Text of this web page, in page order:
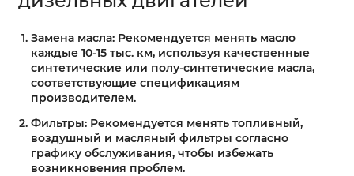
Замена масла: Рекомендуется менять масло
каждые 10-15 тыс. км, используя качественные
синтетические или полу-синтетические масла,
соответствующие спецификациям
производителем.
Фильтры: Рекомендуется менять топливный,
воздушный и масляный фильтры согласно
графику обслуживания, чтобы избежать
возникновения проблем.